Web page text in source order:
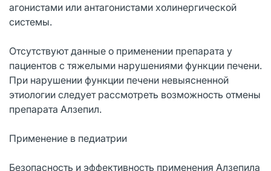
агонистами или антагонистами холинергической
системы.
Отсутствуют данные о применении препарата у
пациентов с тяжелыми нарушениями функции печени.
При нарушении функции печени невыясненной
этиологии следует рассмотреть возможность отмены
препарата Алзепил.
Применение в педиатрии
Безопасность и эффективность применения Алзепила